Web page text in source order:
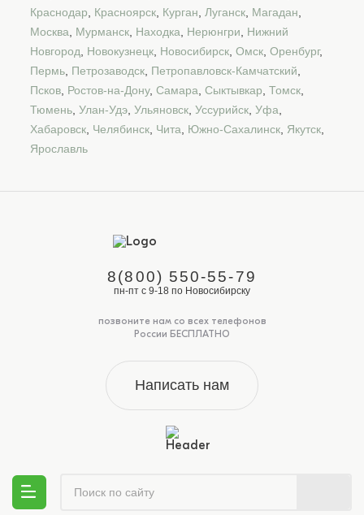
Краснодар
Красноярск Курган Луганск Магадан
Москва
Мурманск Находка Нерюнгри
Нижний
Новгород
Новокузнецк Новосибирск Омск Оренбург,
Пермь Петрозаводск Петропавловск-Камчатский
Псков Ростов-на-Дону, Самара Сыктывкар Томск
Тюмень Улан-Удэ Ульяновск Уссурийск Уфа
Хабаровск Челябинск Чита Южно-Сахалинск Якутск
Ярославль
8(800) 550-55-79
пн-пт с 9-18 по Новосибирску
позвоните нам со всех телефонов
России БЕСПЛАТНО
Написать нам